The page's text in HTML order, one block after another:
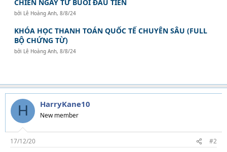
CHIẾN NGAY TỪ BUỔI ĐẦU TIÊN
bởi Lê Hoàng Anh,8/8/24
KHÓA HỌC THANH TOÁN QUỐC TẾ CHUYÊN SÂU (FULL
BỘ CHỨNG TỪ)
bởi Lê Hoàng Anh,8/8/24
H HarryKane10
New member
17/12/20 #2